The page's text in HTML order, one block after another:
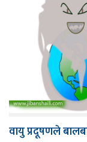
वायु प्रदूषणले